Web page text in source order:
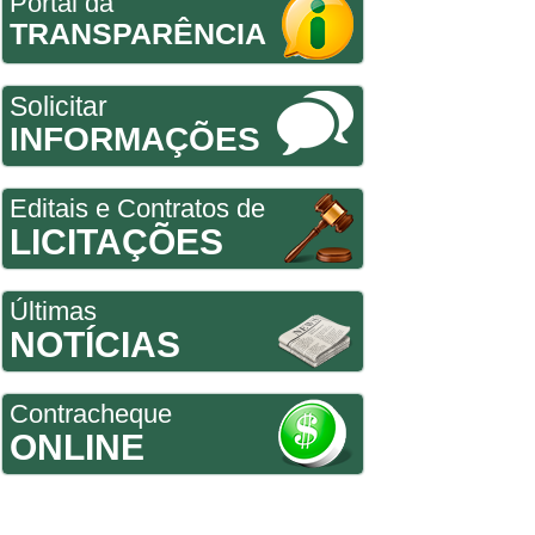
TRANSPARÊNCIA
Solicitar
INFORMAÇÕES
Editais e Contratos de
LICITAÇÕES
Últimas
NOTÍCIAS
Contracheque
ONLINE